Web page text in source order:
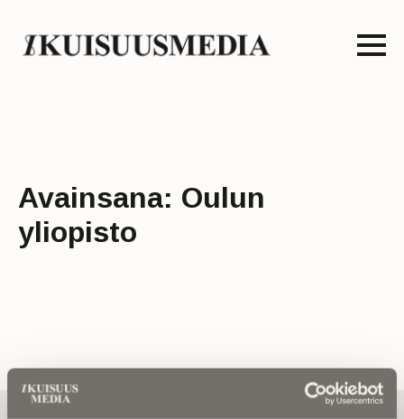
Avainsana: Oulun
yliopisto
Tilaa uutiskirje - Pääset heti parhaiden